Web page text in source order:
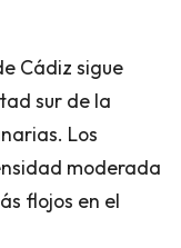
Cádiz sigue
sur de la
Los
moderada
flojos en el